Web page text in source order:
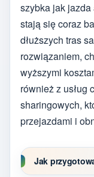
szybka jak
stają się coraz
dłuższych tras
rozwiązaniem,
wyższymi
również z usług
sharingowych,
przejazdami i
Jak